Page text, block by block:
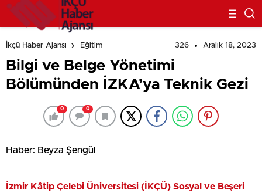
İkçü Haber Ajansı Eğitim 326 Aralık 18, 2023
Bilgi ve Belge Yönetimi
Bölümünden İZKA’ya Teknik Gezi
0 0
Haber: Beyza Şengül
İzmir Kâtip Çelebi Üniversitesi (İKÇÜ) Sosyal ve Beşeri